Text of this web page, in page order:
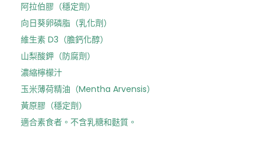
阿拉伯膠（穩定劑）
向日葵卵磷脂（乳化劑）
維生素 D3（膽鈣化醇）
山梨酸鉀（防腐劑）
濃縮檸檬汁
玉米薄荷精油（Mentha Arvensis）
黃原膠（穩定劑）
適合素食者。不含乳糖和麩質。